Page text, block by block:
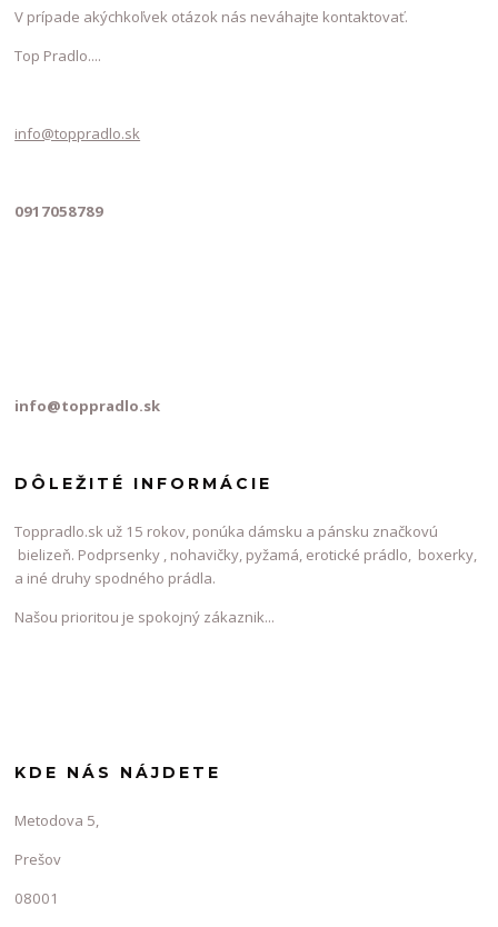
V prípade akýchkoľvek otázok nás neváhajte kontaktovať.
Top Pradlo....
info@toppradlo.sk
0917058789
info@toppradlo.sk
DÔLEŽITÉ INFORMÁCIE
Toppradlo.sk už 15 rokov, ponúka dámsku a pánsku značkovú
bielizeň. Podprsenky , nohavičky, pyžamá, erotické prádlo, boxerky,
a iné druhy spodného prádla.
Našou prioritou je spokojný zákaznik...
KDE NÁS NÁJDETE
Metodova 5,
Prešov
08001